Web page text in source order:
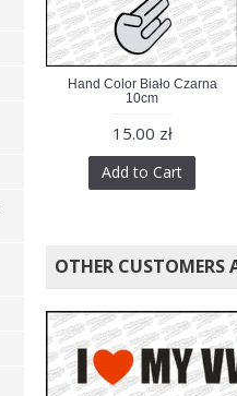
Hand Color Biało Czarna
10cm
15.00 zł
Add to Cart
OTHER CUSTOMERS